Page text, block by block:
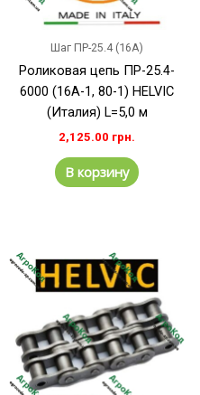
Шаг ПР-25.4 (16A)
Роликовая цепь ПР-25.4-
6000 (16А-1, 80-1) HELVIC
(Италия) L=5,0 м
2,125.00 грн.
В корзину